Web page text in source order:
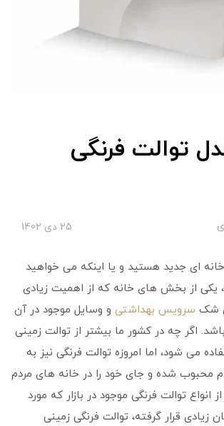
توالت فرنگی
25 دی 1402
ای جدید هستید و یا اینکه می خواهید
یکی از بخش های خانه که از اهمیت زیادی
شک سرویس بهداشتی و وسایل موجود در آن
اگر چه در کشور ما بیشتر از توالت زمینی
می شود، اما امروزه توالت فرنگی نیز به
محبوب شده و جای خود را در خانه های مردم
انواع توالت فرنگی موجود در بازار که مورد
قرار گرفته، توالت فرنگی زمینی